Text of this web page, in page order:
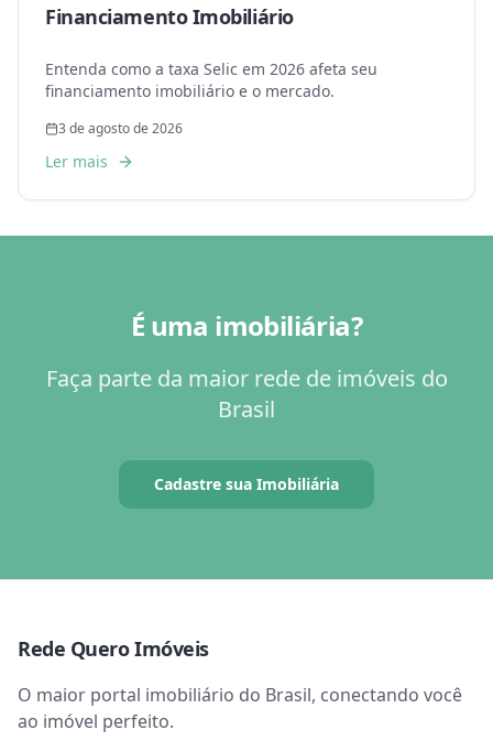
Financiamento Imobiliário
Entenda como a taxa Selic em 2026 afeta seu
financiamento imobiliário e o mercado.
3 de agosto de 2026
Ler mais
É uma imobiliária?
Faça parte da maior rede de imóveis do
Brasil
Cadastre sua Imobiliária
Rede Quero Imóveis
O maior portal imobiliário do Brasil, conectando você
ao imóvel perfeito.